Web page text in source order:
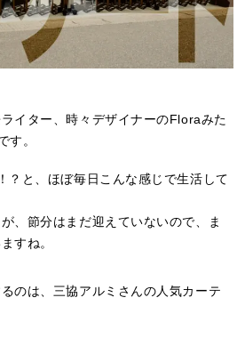
イター、時々デザイナーのFloraみた
す。
？と、ほぼ毎日こんな感じで生活して
、節分はまだ迎えていないので、ま
すね。
のは、三協アルミさんの人気カーテ